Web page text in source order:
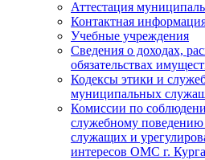
Аттестация
Контактная
Учебные учреждения
Сведения о доходах,
обязательствах
Кодексы этики и
муниципальных
Комиссии по
служебному
служащих и
интересов ОМС г.